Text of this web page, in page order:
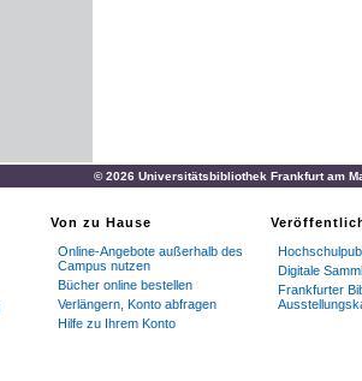
© 2026 Universitätsbibliothek Frankfurt am
Von zu Hause
Online-Angebote außerhalb des
Campus nutzen
Bücher online bestellen
Verlängern, Konto abfragen
Hilfe zu Ihrem Konto
Digitale
Frankfurter